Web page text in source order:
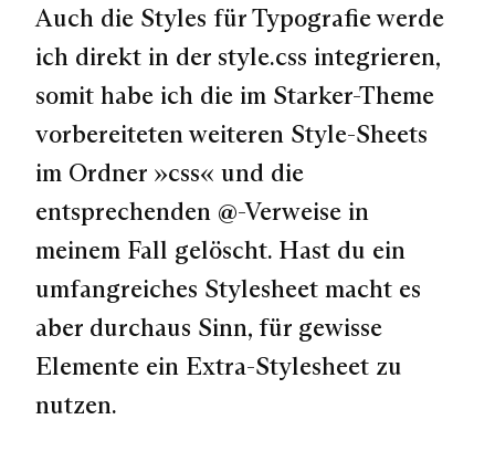
Auch die Styles für Typografie werde
ich direkt in der style.css integrieren,
somit habe ich die im Starker-Theme
vorbereiteten weiteren Style-Sheets
im Ordner »css« und die
entsprechenden @-Verweise in
meinem Fall gelöscht. Hast du ein
umfangreiches Stylesheet macht es
aber durchaus Sinn, für gewisse
Elemente ein Extra-Stylesheet zu
nutzen.